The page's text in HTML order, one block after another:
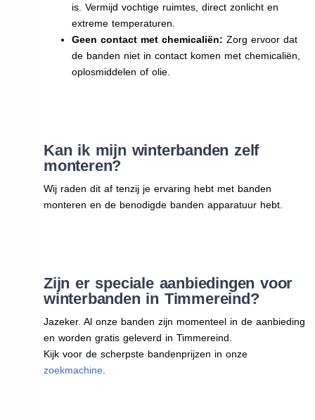
is. Vermijd vochtige ruimtes, direct zonlicht en
extreme temperaturen.
Geen contact met chemicaliën: Zorg ervoor dat
de banden niet in contact komen met chemicaliën,
oplosmiddelen of olie.
Kan ik mijn winterbanden zelf
monteren?
Wij raden dit af tenzij je ervaring hebt met banden
monteren en de benodigde banden apparatuur hebt.
Zijn er speciale aanbiedingen voor
winterbanden in Timmereind?
Jazeker. Al onze banden zijn momenteel in de aanbieding
en worden gratis geleverd in Timmereind.
Kijk voor de scherpste bandenprijzen in onze
zoekmachine.